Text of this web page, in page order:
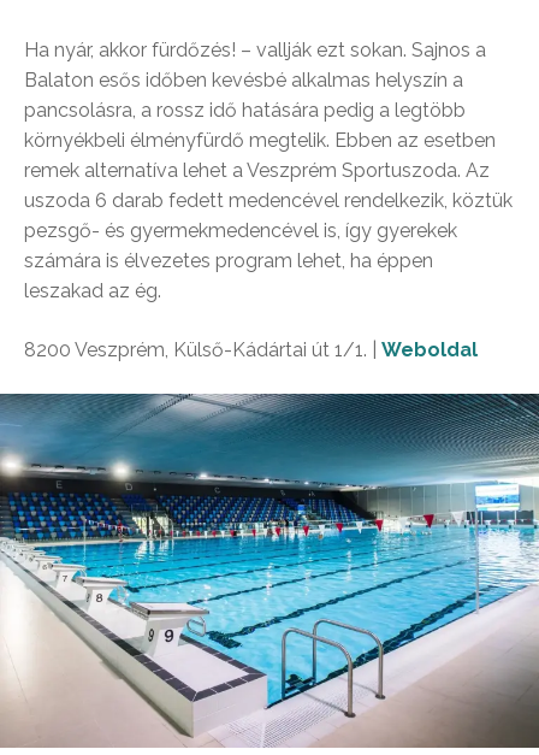
Ha nyár, akkor fürdőzés! – vallják ezt sokan. Sajnos a
Balaton esős időben kevésbé alkalmas helyszín a
pancsolásra, a rossz idő hatására pedig a legtöbb
környékbeli élményfürdő megtelik. Ebben az esetben
remek alternatíva lehet a Veszprém Sportuszoda. Az
uszoda 6 darab fedett medencével rendelkezik, köztük
pezsgő- és gyermekmedencével is, így gyerekek
számára is élvezetes program lehet, ha éppen
leszakad az ég.
8200 Veszprém, Külső-Kádártai út 1/1. | Weboldal